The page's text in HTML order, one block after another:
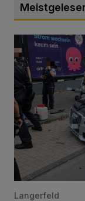
Schwerer
Langerfeld